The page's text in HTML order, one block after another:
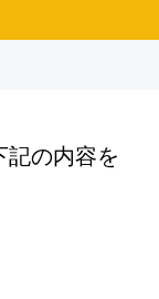
記の内容を